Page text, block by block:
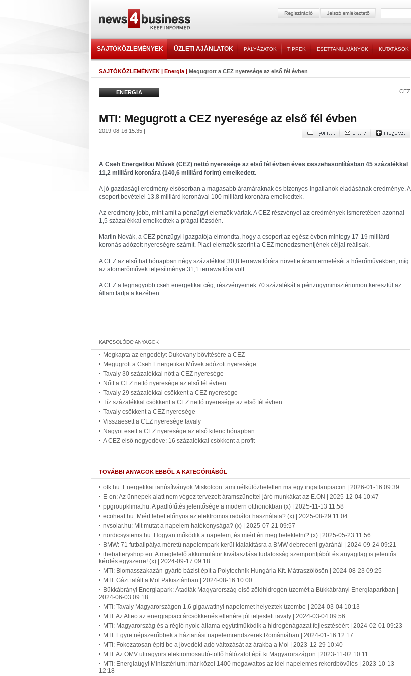
SAJTÓKÖZLEMÉNYEK ÜZLETI AJÁNLATOK PÁLYÁZATOK TIPPEK ESETTANULMÁNYOK KUTATÁSOK
SAJTÓKÖZLEMÉNYEK | Energia | Megugrott a CEZ nyeresége az első fél évben
ENERGIA CEZ
MTI: Megugrott a CEZ nyeresége az első fél évben
2019-08-16 15:35 |
A Cseh Energetikai Művek (CEZ) nettó nyeresége az első fél évben éves összehasonlításban 45 százalékkal
11,2 milliárd koronára (140,6 milliárd forint) emelkedett.
A jó gazdasági eredmény elsősorban a magasabb áramáraknak és bizonyos ingatlanok eladásának eredménye. A
csoport bevételei 13,8 milliárd koronával 100 milliárd koronára emelkedtek.
Az eredmény jobb, mint amit a pénzügyi elemzők vártak. A CEZ részvényei az eredmények ismeretében azonnal
1,5 százalékkal emelkedtek a prágai tőzsdén.
Martin Novák, a CEZ pénzügyi igazgatója elmondta, hogy a csoport az egész évben mintegy 17-19 milliárd
koronás adózott nyereségre számít. Piaci elemzők szerint a CEZ menedzsmentjének céljai reálisak.
A CEZ az első hat hónapban négy százalékkal 30,8 terrawattórára növelte áramtermelését a hőerőművekben, míg
az atomerőművek teljesítménye 31,1 terrawattóra volt.
A CEZ a legnagyobb cseh energetikai cég, részvényeinek 70 százalékát a pénzügyminisztériumon keresztül az
állam tartja a kezében.
Megkapta az engedélyt Dukovany bővítésére a CEZ
Megugrott a Cseh Energetikai Művek adózott nyeresége
Tavaly 30 százalékkal nőtt a CEZ nyeresége
Nőtt a CEZ nettó nyeresége az első fél évben
Tavaly 29 százalékkal csökkent a CEZ nyeresége
Tíz százalékkal csökkent a CEZ nettó nyeresége az első fél évben
Tavaly csökkent a CEZ nyeresége
Visszaesett a CEZ nyeresége tavaly
Nagyot esett a CEZ nyeresége az első kilenc hónapban
A CEZ első negyedéve: 16 százalékkal csökkent a profit
TOVÁBBI ANYAGOK EBBŐL A KATEGÓRIÁBÓL
otk.hu: Energetikai tanúsítványok Miskolcon: ami nélkülözhetetlen ma egy ingatlanpiacon | 2026-01-16 09:39
E-on: Az ünnepek alatt nem végez tervezett áramszünettel járó munkákat az E.ON | 2025-12-04 10:47
ppgroupklima.hu: A padlófűtés jelentősége a modern otthonokban (x) | 2025-11-13 11:58
ecoheat.hu: Miért lehet előnyös az elektromos radiátor használata? (x) | 2025-08-29 11:04
nvsolar.hu: Mit mutat a napelem hatékonysága? (x) | 2025-07-21 09:57
nordicsystems.hu: Hogyan működik a napelem, és miért éri meg befektetni? (x) | 2025-05-23 11:56
BMW: 71 futballpálya méretű napelempark kerül kialakításra a BMW debreceni gyáránál | 2024-09-24 09:21
thebatteryshop.eu: A megfelelő akkumulátor kiválasztása tudatosság szempontjából és anyagilag is jelentős
kérdés egyszerre! (x) | 2024-09-17 09:18
MTI: Biomasszakazán-gyártó bázist épít a Polytechnik Hungária Kft. Mátraszőlősön | 2024-08-23 09:25
MTI: Gázt talált a Mol Pakisztánban | 2024-08-16 10:00
Bükkábrányi Energiapark: Átadták Magyarország első zöldhidrogén üzemét a Bükkábrányi Energiaparkban |
2024-06-03 09:18
MTI: Tavaly Magyarországon 1,6 gigawattnyi napelemet helyeztek üzembe | 2024-03-04 10:13
MTI: Az Alteo az energiapiaci árcsökkenés ellenére jól teljestett tavaly | 2024-03-04 09:56
MTI: Magyarország és a régió nyolc állama együttműködik a hidrogénágazat fejlesztéséért | 2024-02-01 09:23
MTI: Egyre népszerűbbek a háztartási napelemrendszerek Romániában | 2024-01-16 12:17
MTI: Fokozatosan építi be a jövedéki adó változását az árakba a Mol | 2023-12-29 10:40
MTI: Az OMV ultragyors elektromosautó-töltő hálózatot épít ki Magyarországon | 2023-11-02 10:11
MTI: Energiaügyi Minisztérium: már közel 1400 megawattos az idei napelemes rekordbővülés | 2023-10-13
12:18